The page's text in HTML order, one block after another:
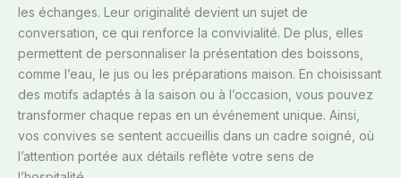
les échanges. Leur originalité devient un sujet de
conversation, ce qui renforce la convivialité. De plus, elles
permettent de personnaliser la présentation des boissons,
comme l’eau, le jus ou les préparations maison. En choisissant
des motifs adaptés à la saison ou à l’occasion, vous pouvez
transformer chaque repas en un événement unique. Ainsi,
vos convives se sentent accueillis dans un cadre soigné, où
l’attention portée aux détails reflète votre sens de